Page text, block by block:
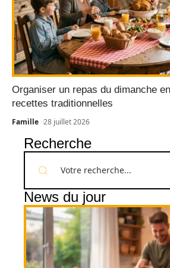
Organiser un repas du dimanche
recettes traditionnelles
Famille 28 juillet 2026
Recherche
News du jour